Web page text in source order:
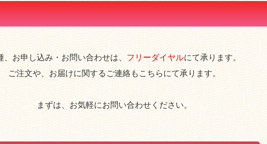
、お申し込み・お問い合わせは、 フリーダイヤルにて承ります。
ご注文や、お届けに関するご連絡もこちらにて承ります。
まずは、お気軽にお問い合わせください。